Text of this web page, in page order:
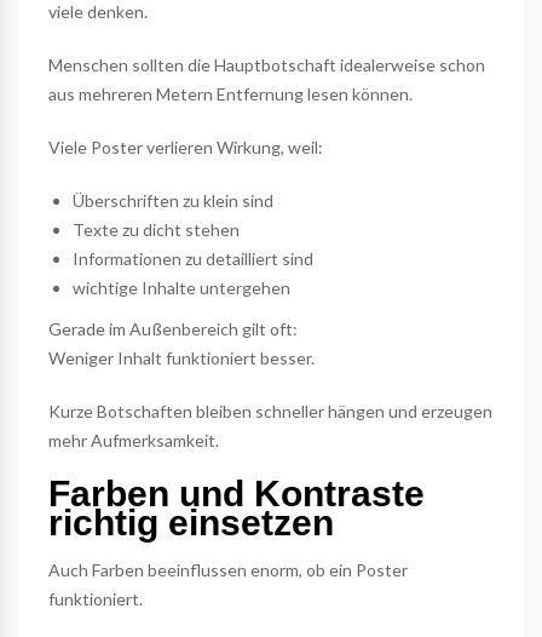
viele denken.
Menschen sollten die Hauptbotschaft idealerweise schon
aus mehreren Metern Entfernung lesen können.
Viele Poster verlieren Wirkung, weil:
Überschriften zu klein sind
Texte zu dicht stehen
Informationen zu detailliert sind
wichtige Inhalte untergehen
Gerade im Außenbereich gilt oft:
Weniger Inhalt funktioniert besser.
Kurze Botschaften bleiben schneller hängen und erzeugen
mehr Aufmerksamkeit.
Farben und Kontraste
richtig einsetzen
Auch Farben beeinflussen enorm, ob ein Poster
funktioniert.